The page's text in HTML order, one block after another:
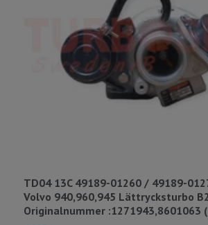
TD04 13C 49189-01260 / 49189-
Volvo 940,960,945 Lättrycksturbo
Originalnummer :1271943,8601063